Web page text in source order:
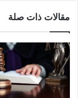
مقالات ذات صلة